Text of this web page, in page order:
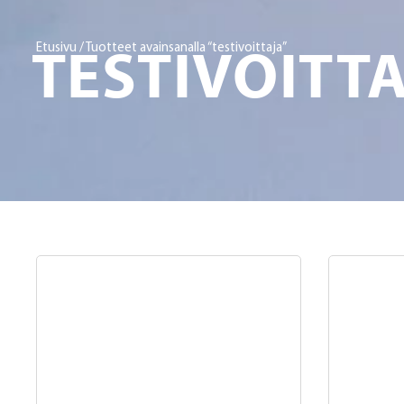
Etusivu / Tuotteet avainsanalla “testivoittaja”